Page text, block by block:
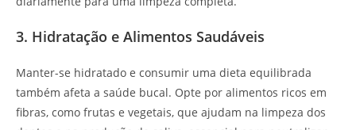
3. Hidratação e Alimentos Saudáveis
Manter-se hidratado e consumir uma dieta equilibrada
também afeta a saúde bucal. Opte por alimentos ricos em
fibras, como frutas e vegetais, que ajudam na limpeza dos